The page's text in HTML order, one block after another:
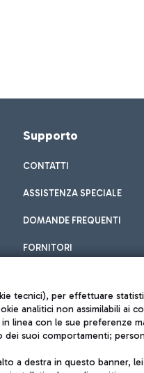
Supporto
CONTATTI
ASSISTENZA SPECIALE
DOMANDE FREQUENTI
FORNITORI
legali
tecnici), per effettuare
analitici non assimilabili ai
linea con le sue preferenze
suoi comportamenti;
a destra in questo